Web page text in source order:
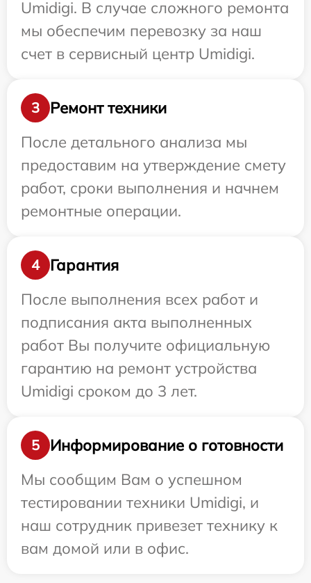
Umidigi. В случае сложного ремонта
мы обеспечим перевозку за наш
счет в сервисный центр Umidigi.
3
Ремонт техники
После детального анализа мы
предоставим на утверждение смету
работ, сроки выполнения и начнем
ремонтные операции.
4
Гарантия
После выполнения всех работ и
подписания акта выполненных
работ Вы получите официальную
гарантию на ремонт устройства
Umidigi сроком до 3 лет.
5
Информирование о готовности
Мы сообщим Вам о успешном
тестировании техники Umidigi, и
наш сотрудник привезет технику к
вам домой или в офис.